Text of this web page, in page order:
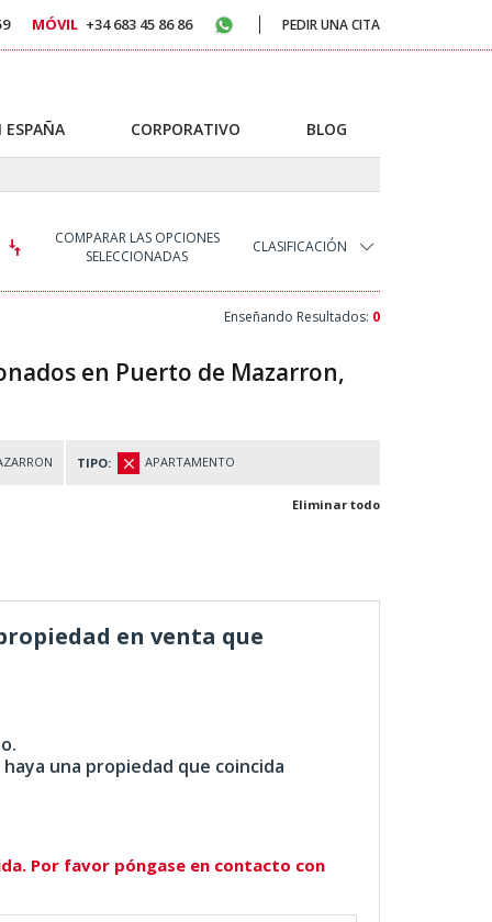
COMPARAR LAS OPCIONES
SELECCIONADAS
CLASIFICACIÓN
Enseñando Resultados: 0
en Puerto de Mazarron,
TIPO: APARTAMENTO
Eliminar todo
en venta que
una propiedad que coincida
Por favor póngase en contacto con
MÓVIL +34 683 45 86 86 PEDIR UNA CITA
ESPAÑA CORPORATIVO BLOG